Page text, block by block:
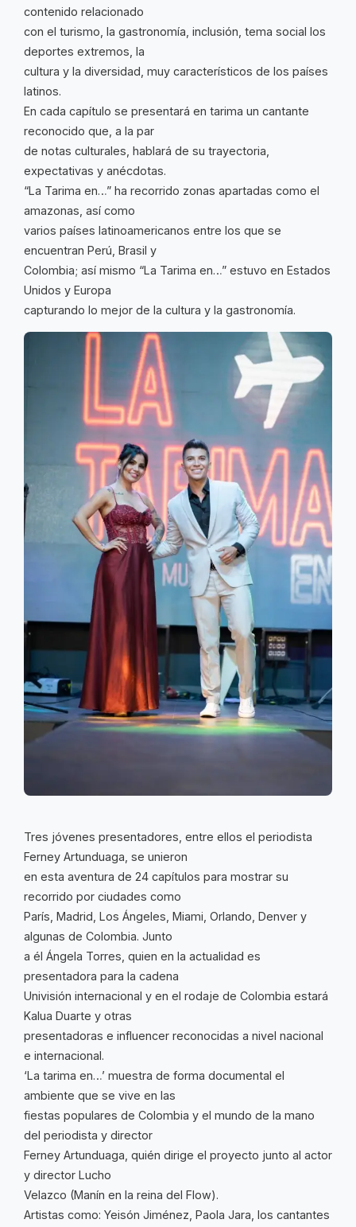
contenido relacionado
con el turismo, la gastronomía, inclusión, tema social los
deportes extremos, la
cultura y la diversidad, muy característicos de los países
latinos.
En cada capítulo se presentará en tarima un cantante
reconocido que, a la par
de notas culturales, hablará de su trayectoria,
expectativas y anécdotas.
“La Tarima en…” ha recorrido zonas apartadas como el
amazonas, así como
varios países latinoamericanos entre los que se
encuentran Perú, Brasil y
Colombia; así mismo “La Tarima en…” estuvo en Estados
Unidos y Europa
capturando lo mejor de la cultura y la gastronomía.
Tres jóvenes presentadores, entre ellos el periodista
Ferney Artunduaga, se unieron
en esta aventura de 24 capítulos para mostrar su
recorrido por ciudades como
París, Madrid, Los Ángeles, Miami, Orlando, Denver y
algunas de Colombia. Junto
a él Ángela Torres, quien en la actualidad es
presentadora para la cadena
Univisión internacional y en el rodaje de Colombia estará
Kalua Duarte y otras
presentadoras e influencer reconocidas a nivel nacional
e internacional.
‘La tarima en…’ muestra de forma documental el
ambiente que se vive en las
fiestas populares de Colombia y el mundo de la mano
del periodista y director
Ferney Artunduaga, quién dirige el proyecto junto al actor
y director Lucho
Velazco (Manín en la reina del Flow).
Artistas como: Yeisón Jiménez, Paola Jara, los cantantes